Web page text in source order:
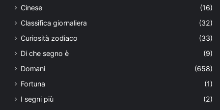
Cinese
(16)
Classifica giornaliera
(32)
Curiosità zodiaco
(33)
Di che segno è
(9)
Domani
(658)
Fortuna
(1)
I segni più
(2)